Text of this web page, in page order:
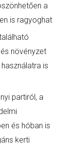
a
is ragyoghat
növényzet
is
partiról, a
és hóban is
kerti